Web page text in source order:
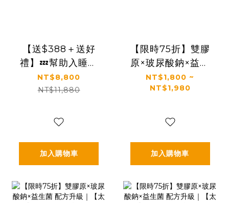
【送$388＋送好
禮】💤幫助入睡｜
順暢排便｜✅正品保
證｜【太陽星】全
盒組(3g*30包*6盒)
NT$8,800
NT$11,880
加入購物車
【限時75折】雙膠
原×玻尿酸鈉×益生
菌 配方升級｜【太
陽星】關鍵行動益
(2.5g*30包*1盒)
NT$1,800 ~
NT$1,980
加入購物車